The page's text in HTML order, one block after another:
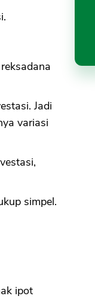
Jadi
variasi
simpel.
ipot